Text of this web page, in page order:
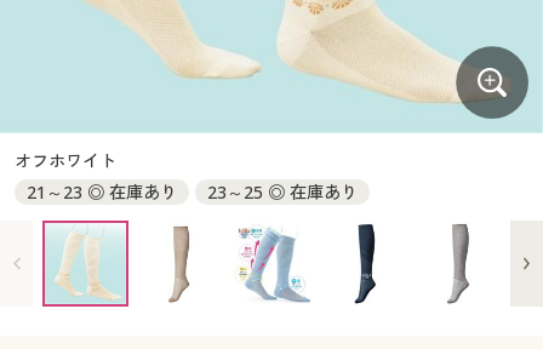
大きいサイズ レディース下着
大きいサイズ 事務・制服
シークレットセール
商品カテゴリ一覧
カタログ・チラシからのご注文
デジタルカタログ
カタログ無料プレゼント
大きいサイズ メンズ
カタログ
カタログ・チラシからのご注文
デジタルカタログ
カタログ無料プレゼント
会員メニュー
オフホワイト
21～23 ◎ 在庫あり
23～25 ◎ 在庫あり